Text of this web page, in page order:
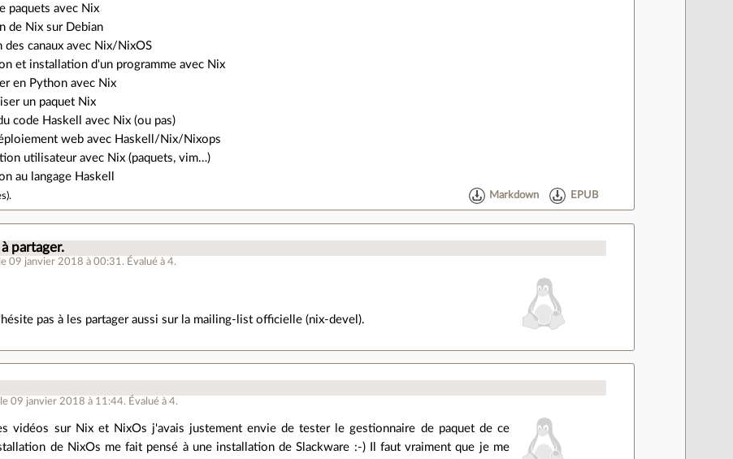
paquets avec Nix
de Nix sur Debian
canaux avec Nix/NixOS
et installation d'un programme avec Nix
en Python avec Nix
un paquet Nix
code Haskell avec Nix (ou pas)
web avec Haskell/Nix/Nixops
utilisateur avec Nix (paquets, vim…)
au langage Haskell
). Markdown EPUB
partager.
le 09 janvier 2018 à 00:31 . Évalué à4.
pas à les partager aussi sur la mailing-list officielle (nix-devel).
le 09 janvier 2018 à 11:44. Évalué à4.
vidéos sur Nix et NixOs j'avais justement envie de tester le gestionnaire de paquet de ce
de NixOs me fait pensé à une installation de Slackware :-) Il faut vraiment que je me